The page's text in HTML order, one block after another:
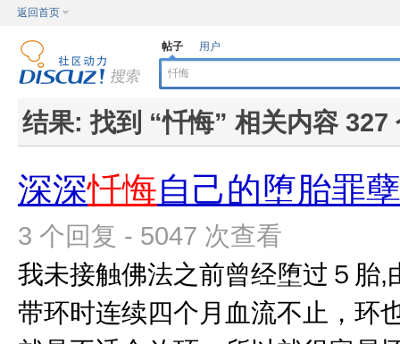
返回首页
帖子 用户
结果:找到 “忏悔” 相关内容 327
深深忏悔自己的堕胎罪孽
3 个回复 - 5047 次查看
我未接触佛法之前曾经堕过５胎,
带环时连续四个月血流不止，环